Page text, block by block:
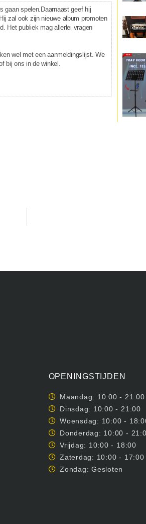
gaan spelen.Daarnaast geef hij
zal ook zijn nieuwe album promoten
Het publiek mag allerlei vragen
wel met een aanmeldingslijst. We
bij ons in de winkel.
OPENINGSTIJDEN
Maandag: 10:00 - 21:00
Dinsdag: 10:00 - 21:00
Woensdag: 10:00 -
Donderdag: 10:00 -
Vrijdag: 10:00 - 18:00
Zaterdag: 10:00 - 17:00
Zondag: Gesloten